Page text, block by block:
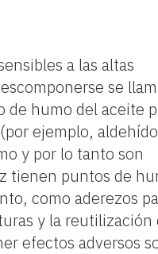
a las altas
se
de humo del aceite
ejemplo,
y por lo tanto son
tienen puntos de
como aderezos
y la reutilización
efectos adversos